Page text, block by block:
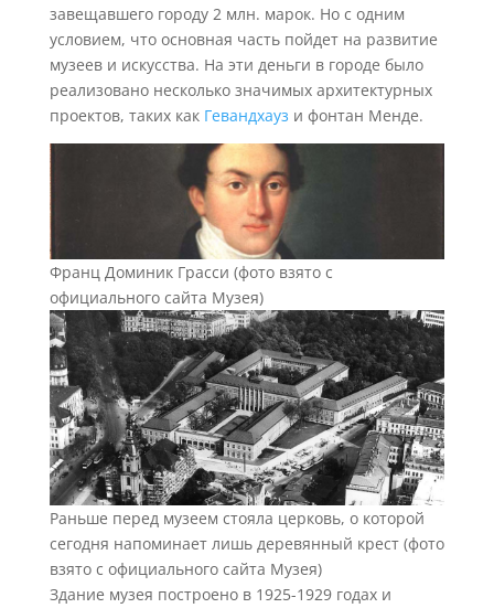
завещавшего городу 2 млн. марок. Но с одним
условием, что основная часть пойдет на развитие
музеев и искусства. На эти деньги в городе было
реализовано несколько значимых архитектурных
проектов, таких как Гевандхауз и фонтан Менде.
Франц Доминик Грасси (фото взято с
официального сайта Музея)
Раньше перед музеем стояла церковь, о которой
сегодня напоминает лишь деревянный крест (фото
взято с официального сайта Музея)
Здание музея построено в 1925-1929 годах и